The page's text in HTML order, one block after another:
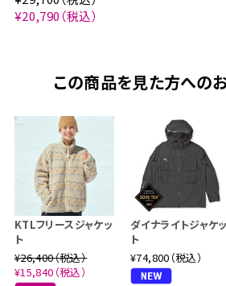
¥20,790（税込）
この商品を見た方への
KTLフリースジャケッ
ト
¥26,400（税込）
¥15,840（税込）
ダイナライトジャケッ
ト
¥74,800（税込）